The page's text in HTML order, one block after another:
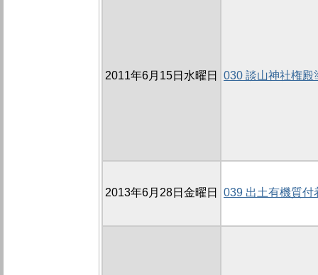
2011年6月15日水曜日 030 談山神社権殿
2013年6月28日金曜日 039 出土有機質付